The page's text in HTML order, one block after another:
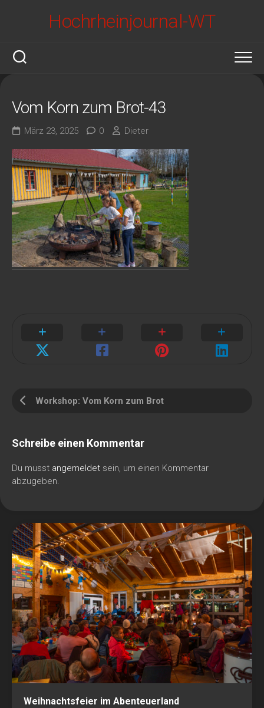
Hochrheinjournal-WT
Vom Korn zum Brot-43
März 23, 2025 0 Dieter
Workshop: Vom Korn zum Brot
Schreibe einen Kommentar
Du musst angemeldet sein, um einen Kommentar
abzugeben.
Weihnachtsfeier im Abenteuerland